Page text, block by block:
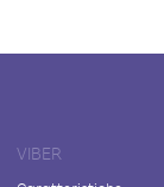
VIBER